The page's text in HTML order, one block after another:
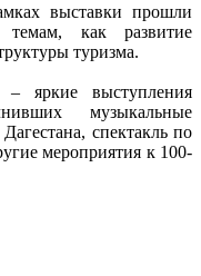
выставки прошли
как развитие
туризма.
– яркие выступления
музыкальные
спектакль по
мероприятия к 100-